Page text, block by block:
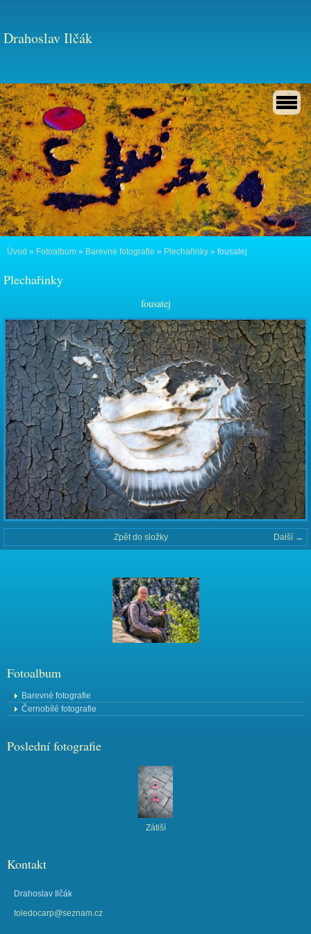
Drahoslav Ilčák
Úvod » Fotoalbum » Barevné fotografie » Plechařinky » fousatej
Plechařinky
fousatej
Další →
Zpět do složky
Fotoalbum
Barevné fotografie
Černobílé fotografie
Poslední fotografie
Zátiší
Kontakt
Drahoslav Ilčák
toledocarp@seznam.cz